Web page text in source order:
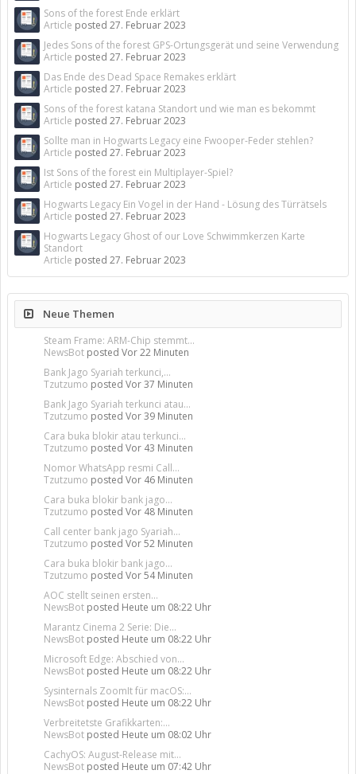
Sons of the forest Ende erklärt
Article posted 27. Februar 2023
Jedes Sons of the forest GPS-Ortungsgerät und seine Verwendung
Article posted 27. Februar 2023
Das Ende des Dead Space Remakes erklärt
Article posted 27. Februar 2023
Sons of the forest katana Standort und wie man es bekommt
Article posted 27. Februar 2023
Sollte man in Hogwarts Legacy eine Fwooper-Feder stehlen?
Article posted 27. Februar 2023
Ist Sons of the forest ein Multiplayer-Spiel?
Article posted 27. Februar 2023
Hogwarts Legacy Ein Vogel in der Hand - Lösung des Türrätsels
Article posted 27. Februar 2023
Hogwarts Legacy Ghost of our Love Schwimmkerzen Karte
Standort
Article posted 27. Februar 2023
Neue Themen
Steam Frame: ARM-Chip stemmt...
NewsBot posted Vor 22 Minuten
Bank Jago Syariah terkunci,...
Tzutzumo posted Vor 37 Minuten
Bank Jago Syariah terkunci atau...
Tzutzumo posted Vor 39 Minuten
Cara buka blokir atau terkunci...
Tzutzumo posted Vor 43 Minuten
Nomor WhatsApp resmi Call...
Tzutzumo posted Vor 46 Minuten
Cara buka blokir bank jago...
Tzutzumo posted Vor 48 Minuten
Call center bank jago Syariah...
Tzutzumo posted Vor 52 Minuten
Cara buka blokir bank jago...
Tzutzumo posted Vor 54 Minuten
AOC stellt seinen ersten...
NewsBot posted Heute um 08:22 Uhr
Marantz Cinema 2 Serie: Die...
NewsBot posted Heute um 08:22 Uhr
Microsoft Edge: Abschied von...
NewsBot posted Heute um 08:22 Uhr
Sysinternals ZoomIt für macOS:...
NewsBot posted Heute um 08:22 Uhr
Verbreitetste Grafikkarten:...
NewsBot posted Heute um 08:02 Uhr
CachyOS: August-Release mit...
NewsBot posted Heute um 07:42 Uhr